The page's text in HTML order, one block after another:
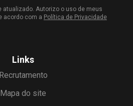
atualizado. Autorizo o uso de meus
acordo com a Política de Privacidade
Links
Recrutamento
Mapa do site